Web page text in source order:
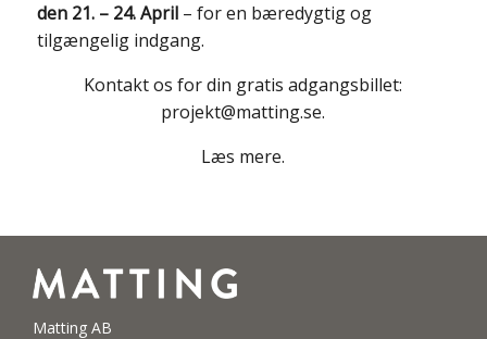
den 21. – 24. April– for en bæredygtig og
tilgængelig indgang.
Kontakt os for din gratis adgangsbillet:
projekt@matting.se.
Læs mere.
Matting AB